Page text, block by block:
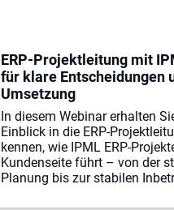
ERP-Projektleitung mit
für klare Entscheidungen
Umsetzung
In diesem Webinar erhalten
Einblick in die ERP-
kennen, wie IPML ERP-
Kundenseite führt – von der
Planung bis zur stabilen